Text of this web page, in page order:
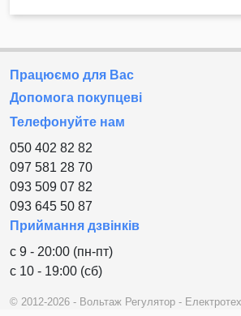
Працюємо для Вас
Допомога покупцеві
Телефонуйте нам
050 402 82 82
097 581 28 70
093 509 07 82
093 645 50 87
Приймання дзвінків
с 9 - 20:00 (пн-пт)
с 10 - 19:00 (сб)
© 2012-2026 - Вольтаж Регулятор -